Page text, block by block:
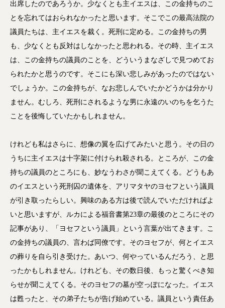
出席したのであろうか。少なくとも主イエスは、この金持ちのこ
とを忘れてはおられなかったと思います。そこでこの最高法院の
議員たちは、主イエスを裁く。死刑に定める。この金持ちの男
も、少なくとも反対はしなかったと思われる。その時、主イエス
は、この金持ちの議員のことを、どういうまなざしで見つめてお
られたかと思うのです。そこにも深い悲しみがあったのではない
でしょうか。この金持ちが、なお悲しんでいたかどうかは分かり
ません。むしろ、死刑にされるような男に永遠のいのちを乞うた
ことを後悔していたかもしれません。
けれども私はさらに、想像の翼を広げてみたいと思う。その日の
うちに主イエスは十字架に付けられ殺される。ところが、この金
持ちの議員のところにも、妙なうわさが聞こえてくる。どうもあ
のイエスという死刑囚の遺体を、アリマタヤのヨセフという議員
が引き取ったらしい。興味のある方は後で読んでいただければよ
いと思いますが、ルカによる福音書第23章の最後のところにその
記事があり、「ヨセフという議員」という言葉が出てきます。こ
の金持ちの議員の、言わば同僚です。そのヨセフが、何とイエス
の葬りを自ら引き受けた。あいつ、何やっているんだろう、と思
ったかもしれません。けれども、その数日後、もっと驚くべき知
らせが聞こえてくる。そのヨセフの墓が空っぽになった。イエス
は甦ったと、その弟子たちが告げ始めている。議員という責任あ